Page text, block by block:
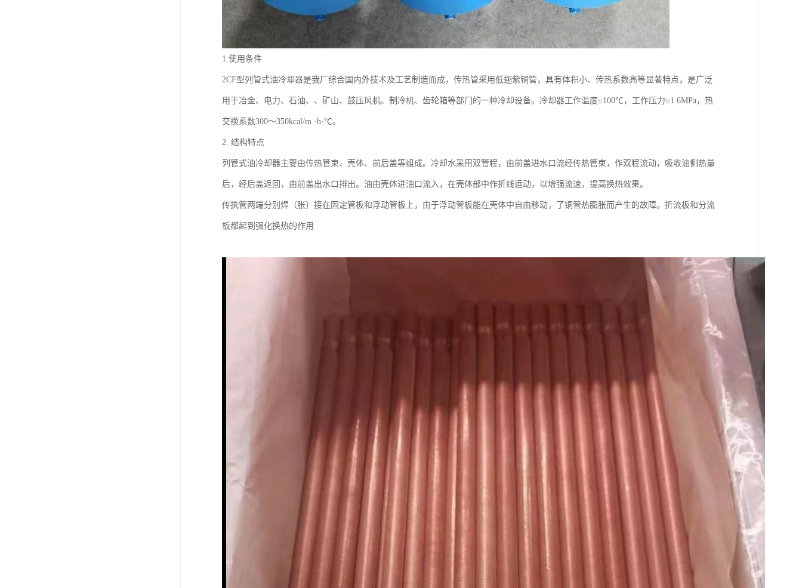
1.使用条件
2CF型列管式油冷却器是我厂综合国内外技术及工艺制造而成，传热管采用低翅紫铜管，具有体积小、传热系数高等显著特点，是广泛
用于冶金、电力、石油、、矿山、鼓压风机、制冷机、齿轮箱等部门的一种冷却设备。冷却器工作温度≤100℃，工作压力≤1.6MPa，热
交换系数300～350kcal/m ·h·℃。
2. 结构特点
列管式油冷却器主要由传热管束、壳体、前后盖等组成。冷却水采用双管程，由前盖进水口流经传热管束，作双程流动，吸收油侧热量
后，经后盖返回，由前盖出水口排出。油由壳体进油口流入，在壳体部中作折线运动，以增强流速，提高换热效果。
传执管两端分别焊（胀）接在固定管板和浮动管板上，由于浮动管板能在壳体中自由移动，了铜管热膨胀而产生的故障。折流板和分流
板都起到强化换热的作用